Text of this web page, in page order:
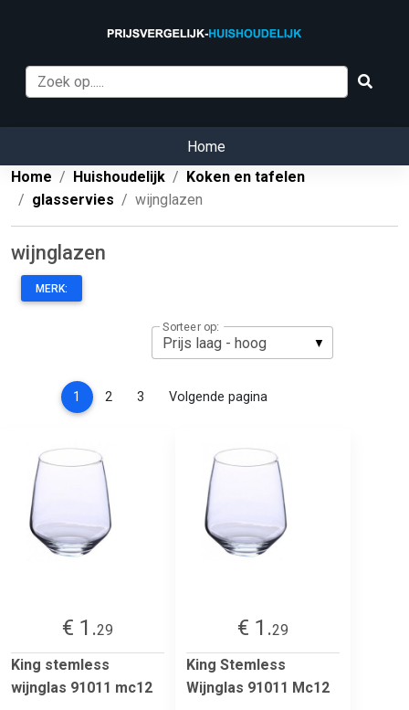
Home
Home
Huishoudelijk
Koken en tafelen
glasservies
wijnglazen
wijnglazen
MERK:
Sorteer op:
1 (current)
2 3 Volgende pagina
€ 1.29
King stemless
wijnglas 91011 mc12
€ 1.29
King Stemless
Wijnglas 91011 Mc12